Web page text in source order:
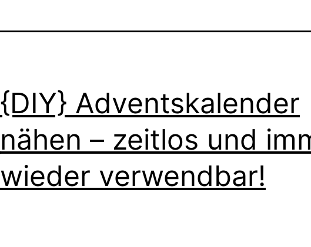
{DIY} Adventskalender
nähen – zeitlos und
wieder verwendbar!